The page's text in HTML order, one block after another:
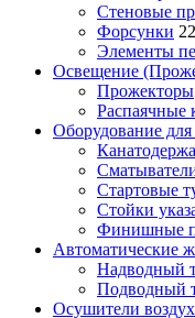
Стеновые
Форсунки 22
Элементы
Освещение
Прожекторы
Распаячные
Оборудование
Стартовые
Стойки
Финишные
Автоматические
Надводный
Подводный
Осушители